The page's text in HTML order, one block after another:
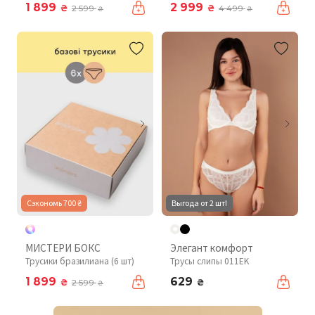
1 899 ₴ 2 599₴ 2 999 ₴ 4 499₴
Сэкономь 700 ₴
МИСТЕРИ БОКС
Трусики бразилиана (6 шт)
1 899 ₴ 2 599₴
Выгода от 2 шт!
Элегант комфорт
Трусы слипы 011EK
629 ₴